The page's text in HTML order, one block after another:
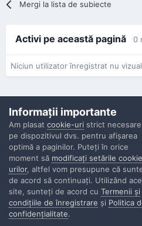
Mergi la lista de subiecte
Activi pe această pagină 0
Niciun utilizator înregistrat nu
Confidenţialitate
Copyright ©
Powered by
Informaţii importante
Am plasat cookie-uri strict necesare
pe dispozitivul dvs. pentru afişarea
optimă a paginilor. Puteţi în orice
moment să modificaţi setările
urilor, altfel vom presupune că
de acord să continuaţi. Utilizând
site, sunteţi de acord cu Termenii şi
condiţiile de înregistrare şi Politica
confidenţialitate.